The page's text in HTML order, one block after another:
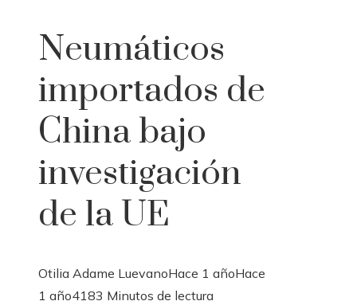
Neumáticos
importados de
China bajo
investigación
de la UE
Otilia Adame LuevanoHace 1 añoHace
1 año4183 Minutos de lectura